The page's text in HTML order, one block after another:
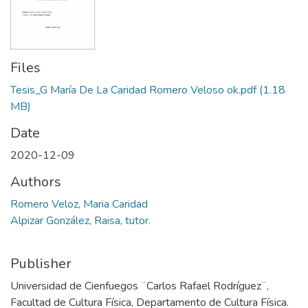
Files
Tesis_G María De La Caridad Romero Veloso ok.pdf(1.18
MB)
Date
2020-12-09
Authors
Romero Veloz, Maria Caridad
Alpizar González, Raisa, tutor.
Publisher
Universidad de Cienfuegos ¨Carlos Rafael Rodríguez¨,
Facultad de Cultura Física, Departamento de Cultura Física.